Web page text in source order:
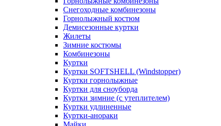
Снегоходные комбинезоны
Горнолыжный костюм
Демисезонные куртки
Жилеты
Зимние костюмы
Комбинезоны
Куртки
Куртки SOFTSHELL (Windstopper)
Куртки горнолыжные
Куртки для сноуборда
Куртки зимние (с утеплителем)
Куртки удлиненные
Куртки-анораки
Майки